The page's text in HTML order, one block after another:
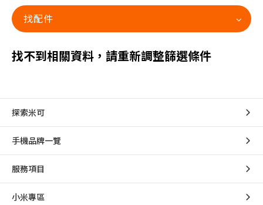
找配件
找不到相關資料，請重新調整篩選條件
探索米可
手機品牌一覽
服務項目
小米專區